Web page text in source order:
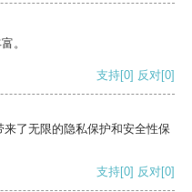
。
支持[0] 反对[0]
了无限的隐私保护和安全性保
支持[0] 反对[0]